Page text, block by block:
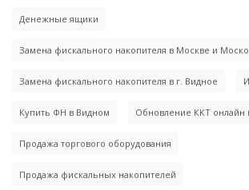
Денежные ящики
Замена фискального накопителя в Москве и
Замена фискального накопителя в г. Видное
Купить ФН в Видном Обновление ККТ онлайн
Продажа торгового оборудования
Продажа фискальных накопителей